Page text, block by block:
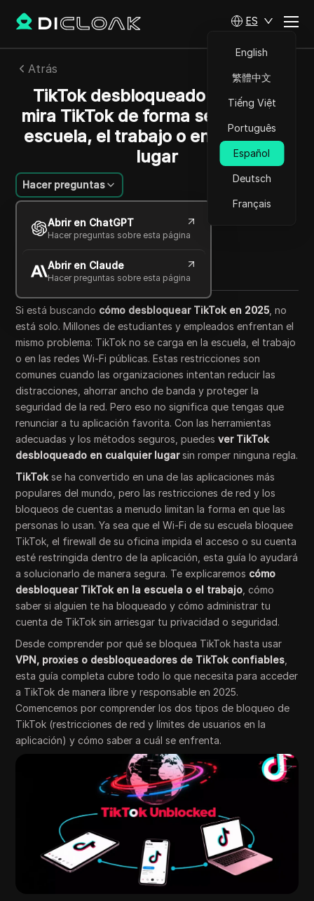
ES
English
繁體中文
Tiếng Việt
Português
Español
Deutsch
Français
Atrás
TikTok desbloqueado en 2025:
mira TikTok de forma segura en la
escuela, el trabajo o en cualquier
lugar
Hacer preguntas
Abrir en ChatGPT
Hacer preguntas sobre esta página
Abrir en Claude
Hacer preguntas sobre esta página
Emily Grace
24 oct 2025 9 minuto de lectura
Copy Link
Si está buscando cómo desbloquear TikTok en 2025 , no
está solo. Millones de estudiantes y empleados enfrentan el
mismo problema: TikTok no se carga en la escuela, el trabajo
o en las redes Wi-Fi públicas. Estas restricciones son
comunes cuando las organizaciones intentan reducir las
distracciones, ahorrar ancho de banda y proteger la
seguridad de la red. Pero eso no significa que tengas que
renunciar a tu aplicación favorita. Con las herramientas
adecuadas y los métodos seguros, puedesver TikTok
desbloqueado en cualquier lugarsin romper ninguna regla.
TikTok se ha convertido en una de las aplicaciones más
populares del mundo, pero las restricciones de red y los
bloqueos de cuentas a menudo limitan la forma en que las
personas lo usan. Ya sea que el Wi-Fi de su escuela bloquee
TikTok, el firewall de su oficina impida el acceso o su cuenta
esté restringida dentro de la aplicación, esta guía lo ayudará
a solucionarlo de manera segura. Te explicaremos cómo
desbloquear TikTok en la escuela o el trabajo , cómo
saber si alguien te ha bloqueado y cómo administrar tu
cuenta de TikTok sin arriesgar tu privacidad o seguridad.
Desde comprender por qué se bloquea TikTok hasta usar
VPN, proxies o desbloqueadores de TikTok confiables
esta guía completa cubre todo lo que necesita para acceder
a TikTok de manera libre y responsable en 2025.
Comencemos por comprender los dos tipos de bloqueo de
TikTok (restricciones de red y límites de usuarios en la
aplicación) y cómo saber a cuál se enfrenta.